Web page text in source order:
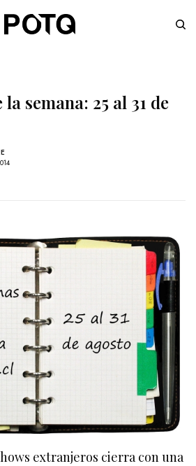
semana: 25 al 31 de
extranjeros cierra con una